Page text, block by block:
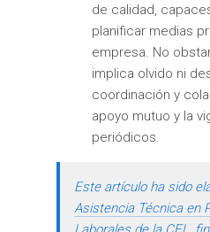
de calidad,
planificar medias
empresa. No
implica olvido ni
coordinación y
apoyo mutuo y la
periódicos.
Este artículo ha sido
Asistencia Técnica en